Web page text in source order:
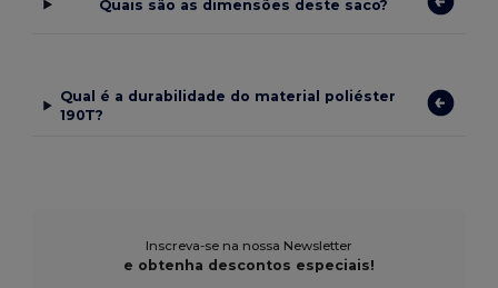
Quais são as dimensões deste saco?
Qual é a durabilidade do material poliéster
190T?
Inscreva-se na nossa Newsletter
e obtenha descontos especiais!